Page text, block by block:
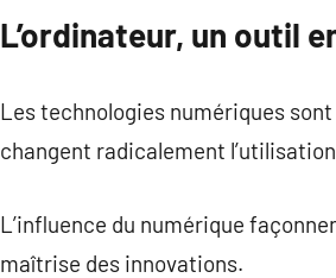
L’ordinateur, un outil
Les technologies numériques
changent radicalement
L’influence du numérique
maîtrise des innovations.